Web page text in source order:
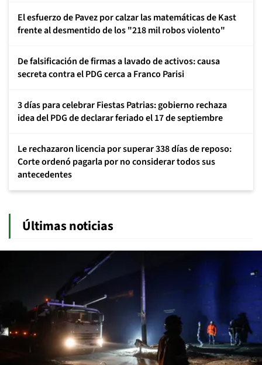
El esfuerzo de Pavez por calzar las matemáticas de Kast
frente al desmentido de los "218 mil robos violento"
De falsificación de firmas a lavado de activos: causa
secreta contra el PDG cerca a Franco Parisi
3 días para celebrar Fiestas Patrias: gobierno rechaza
idea del PDG de declarar feriado el 17 de septiembre
Le rechazaron licencia por superar 338 días de reposo:
Corte ordenó pagarla por no considerar todos sus
antecedentes
Últimas noticias